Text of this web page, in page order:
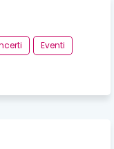
Eventi